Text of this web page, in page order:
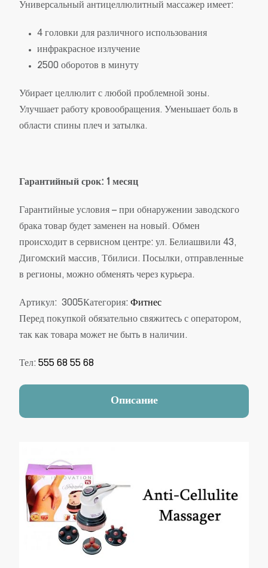
Универсальный антицеллюлитный массажер имеет:
4 головки для различного использования
инфракрасное излучение
2500 оборотов в минуту
Убирает целлюлит с любой проблемной зоны.
Улучшает работу кровообращения. Уменьшает боль в
области спины плеч и затылка.
Гарантийный срок: 1 месяц
Гарантийные условия – при обнаружении заводского
брака товар будет заменен на новый. Обмен
происходит в сервисном центре: ул. Белиашвили 43,
Дигомский массив, Тбилиси. Посылки, отправленные
в регионы, можно обменять через курьера.
Артикул: 3005Категория:Фитнес
Перед покупкой обязательно свяжитесь с оператором,
так как товара может не быть в наличии.
Тел:555 68 55 68
Описание